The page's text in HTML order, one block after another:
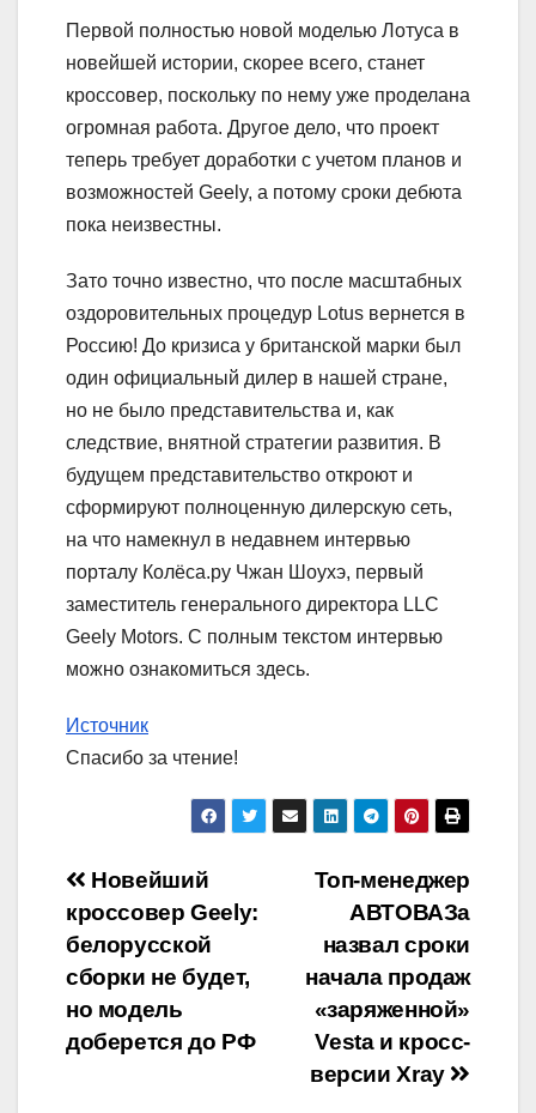
Первой полностью новой моделью Лотуса в
новейшей истории, скорее всего, станет
кроссовер, поскольку по нему уже проделана
огромная работа. Другое дело, что проект
теперь требует доработки с учетом планов и
возможностей Geely, а потому сроки дебюта
пока неизвестны.
Зато точно известно, что после масштабных
оздоровительных процедур Lotus вернется в
Россию! До кризиса у британской марки был
один официальный дилер в нашей стране,
но не было представительства и, как
следствие, внятной стратегии развития. В
будущем представительство откроют и
сформируют полноценную дилерскую сеть,
на что намекнул в недавнем интервью
порталу Колёса.ру Чжан Шоухэ, первый
заместитель генерального директора LLC
Geely Motors. С полным текстом интервью
можно ознакомиться здесь.
Источник
Спасибо за чтение!
Навигация
по
записям
Топ-менеджер
АВТОВАЗа
назвал сроки
начала продаж
«заряженной»
Vesta и кросс-
версии Xray
Новейший
кроссовер Geely:
белорусской
сборки не будет,
но модель
доберется до РФ